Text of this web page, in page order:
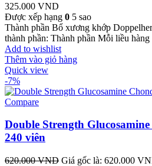
325.000 VND
Được xếp hạng 0 5 sao
Thành phần Bổ xương khớp
thành phần: Thành phần Mỗi liều
Add to wishlist
Thêm vào giỏ hàng
Quick view
-7%
Compare
Double Strength
240 viên
620.000VND Giá gốc là: 620.000